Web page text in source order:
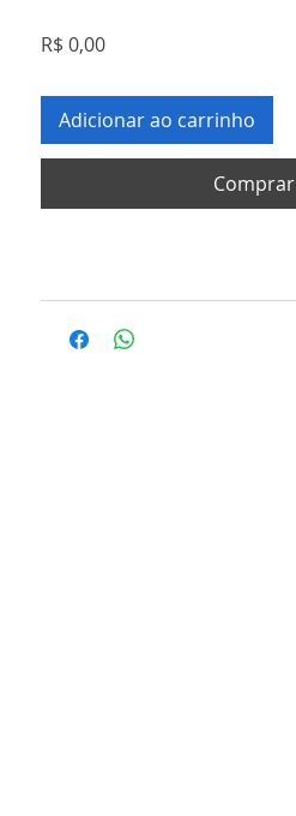
R$ 0,00Preço
Adicionar ao carrinho
Comprar